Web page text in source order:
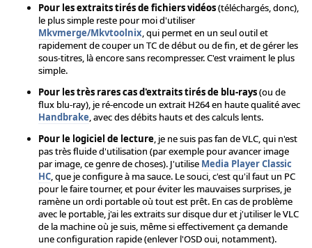
Pour les extraits tirés de fichiers vidéos(téléchargés, donc),
le plus simple reste pour moi d'utiliser
Mkvmerge/Mkvtoolnix , qui permet en un seul outil et
rapidement de couper un TC de début ou de fin, et de gérer les
sous-titres, là encore sans recompresser. C'est vraiment le plus
simple.
Pour les très rares cas d'extraits tirés de blu-rays(ou de
flux blu-ray), je ré-encode un extrait H264 en haute qualité avec
Handbrake , avec des débits hauts et des calculs lents.
Pour le logiciel de lecture , je ne suis pas fan de VLC, qui n'est
pas très fluide d'utilisation (par exemple pour avancer image
par image, ce genre de choses). J'utilise Media Player Classic
HC , que je configure à ma sauce. Le souci, c'est qu'il faut un PC
pour le faire tourner, et pour éviter les mauvaises surprises, je
ramène un ordi portable où tout est prêt. En cas de problème
avec le portable, j'ai les extraits sur disque dur et j'utiliser le VLC
de la machine où je suis, même si effectivement ça demande
une configuration rapide (enlever l'OSD oui, notamment).